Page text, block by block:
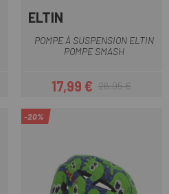
ELTIN
POMPE À SUSPENSION ELTIN
POMPE SMASH
Prix
17,99 €Prix habituel
26,95 €
-20%